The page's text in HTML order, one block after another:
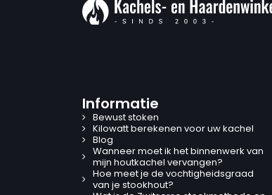
Informatie
Bewust stoken
Kilowatt berekenen voor uw kachel
Blog
Wanneer moet ik het binnenwerk van
mijn houtkachel vervangen?
Hoe meet je de vochtigheidsgraad
van je stookhout?